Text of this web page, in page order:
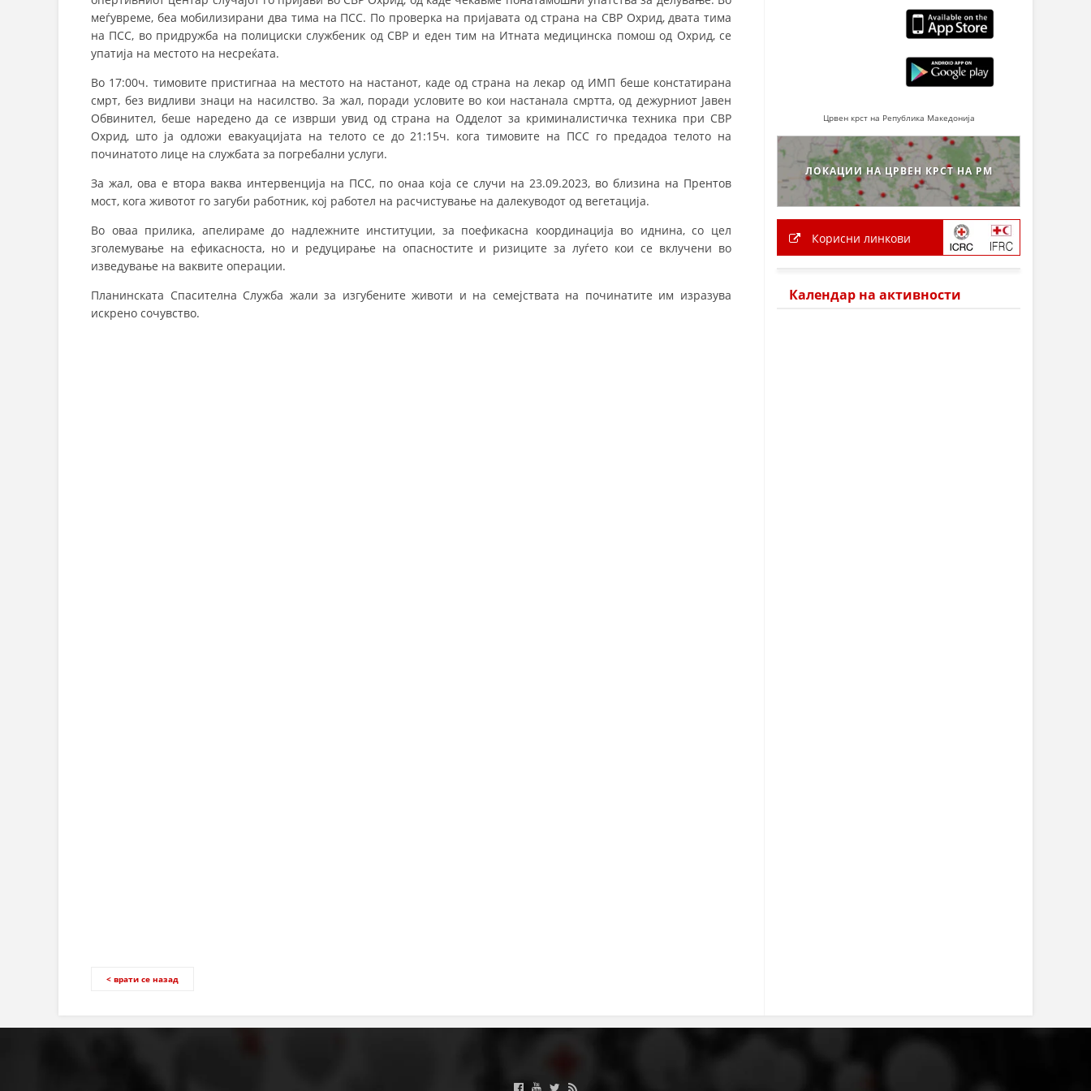
ДИСЕМИНАЦИЈА
ПРОМОЦИЈА НА ХУМАНИ ВРЕДНОСТИ
СОЦИЈАЛНО ХУМАНИТАРНА ДЕЈНОСТ
ПОДГОТВЕНОСТ И ДЕЈСТВО ПРИ КАТАСТРОФИ
ТИМОВИ НА ООЦК ОХРИД
ОДНОСИ СО ЈАВНОСТ
меѓувреме, беа мобилизирани два тима на ПСС. По проверка на пријавата од страна на СВР Охрид, двата тима
на ПСС, во придружба на полициски службеник од СВР и еден тим на Итната медицинска помош од Охрид, се
упатија на местото на несреќата.
Во 17:00ч. тимовите пристигнаа на местото на настанот, каде од страна на лекар од ИМП беше констатирана
смрт, без видливи знаци на насилство. За жал, поради условите во кои настанала смртта, од дежурниот Јавен
Обвинител, беше наредено да се изврши увид од страна на Одделот за криминалистичка техника при СВР
Охрид, што ја одложи евакуацијата на телото се до 21:15ч. кога тимовите на ПСС го предадоа телото на
починатото лице на службата за погребални услуги.
За жал, ова е втора ваква интервенција на ПСС, по онаа која се случи на 23.09.2023, во близина на Прентов
мост, кога животот го загуби работник, кој работел на расчистување на далекуводот од вегетација.
Во оваа прилика, апелираме до надлежните институции, за поефикасна координација во иднина, со цел
зголемување на ефикасноста, но и редуцирање на опасностите и ризиците за луѓето кои се вклучени во
изведување на ваквите операции.
Планинската Спасителна Служба жали за изгубените животи и на семејствата на починатите им изразува
искрено сочувство.
< врати се назад
Црвен крст на Република Македонија
ЛОКАЦИИ НА ЦРВЕН КРСТ НА РМ
Корисни линкови
Календар на активности